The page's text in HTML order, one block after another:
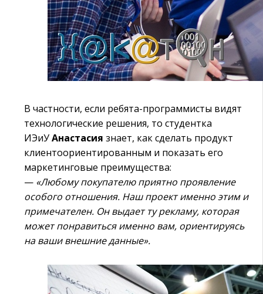
В частности, если ребята-программисты видят
технологические решения, то студентка
ИЭиУАнастасия знает, как сделать продукт
клиентоориентированным и показать его
маркетинговые преимущества:
— «Любому покупателю приятно проявление
особого отношения. Наш проект именно этим и
примечателен. Он выдает ту рекламу, которая
может понравиться именно вам, ориентируясь
на ваши внешние данные».